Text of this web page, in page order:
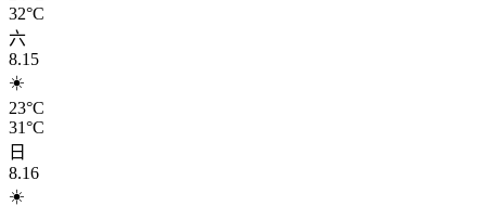
32°C
六
8.15
☀️
23°C
31°C
日
8.16
☀️